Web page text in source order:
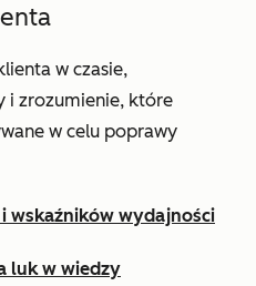
w czasie,
i zrozumienie, które
w celu poprawy
wskaźników wydajności
luk w wiedzy